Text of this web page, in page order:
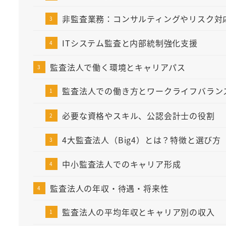
非監査業務：コンサルティングやリスク対
ITシステム監査と内部統制強化支援
監査法人で働く環境とキャリアパス
監査法人での働き方とワークライフバラン
必要な資格やスキル、公認会計士の役割
4大監査法人（Big4）とは？特徴と選び方
中小監査法人でのキャリア形成
監査法人の年収・待遇・将来性
監査法人の平均年収とキャリア別の収入